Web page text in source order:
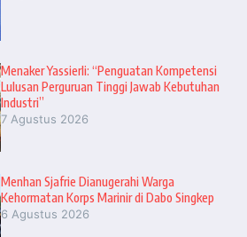
Menaker Yassierli: “Penguatan Kompetensi
Lulusan Perguruan Tinggi Jawab Kebutuhan
Industri”
7 Agustus 2026
Menhan Sjafrie Dianugerahi Warga
Kehormatan Korps Marinir di Dabo Singkep
6 Agustus 2026